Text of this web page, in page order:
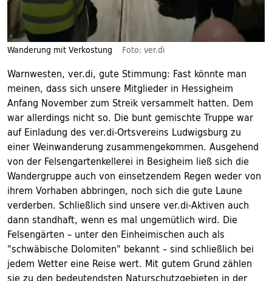
Wanderung mit Verkostung Foto: ver.di
Warnwesten, ver.di, gute Stimmung: Fast könnte man
meinen, dass sich unsere Mitglieder in Hessigheim
Anfang November zum Streik versammelt hatten. Dem
war allerdings nicht so. Die bunt gemischte Truppe war
auf Einladung des ver.di-Ortsvereins Ludwigsburg zu
einer Weinwanderung zusammengekommen. Ausgehend
von der Felsengartenkellerei in Besigheim ließ sich die
Wandergruppe auch von einsetzendem Regen weder von
ihrem Vorhaben abbringen, noch sich die gute Laune
verderben. Schließlich sind unsere ver.di-Aktiven auch
dann standhaft, wenn es mal ungemütlich wird. Die
Felsengärten – unter den Einheimischen auch als
"schwäbische Dolomiten" bekannt – sind schließlich bei
jedem Wetter eine Reise wert. Mit gutem Grund zählen